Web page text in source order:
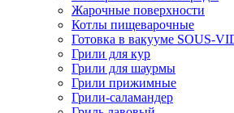
Жарочные поверхности
Котлы пищеварочные
Готовка в вакууме SOUS-
Грили для кур
Грили для шаурмы
Грили прижимные
Грили-саламандер